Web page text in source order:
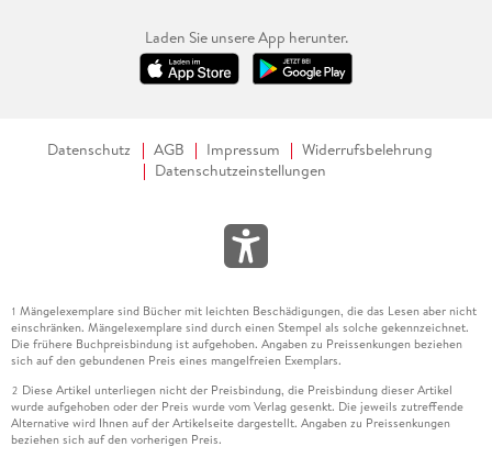
Laden Sie unsere App herunter.
Datenschutz AGB Impressum
Widerrufsbelehrung
Datenschutzeinstellungen
1 Mängelexemplare sind Bücher mit leichten Beschädigungen, die das Lesen aber nicht
einschränken. Mängelexemplare sind durch einen Stempel als solche gekennzeichnet.
Die frühere Buchpreisbindung ist aufgehoben. Angaben zu Preissenkungen beziehen
sich auf den gebundenen Preis eines mangelfreien Exemplars.
2 Diese Artikel unterliegen nicht der Preisbindung, die Preisbindung dieser Artikel
wurde aufgehoben oder der Preis wurde vom Verlag gesenkt. Die jeweils zutreffende
Alternative wird Ihnen auf der Artikelseite dargestellt. Angaben zu Preissenkungen
beziehen sich auf den vorherigen Preis.